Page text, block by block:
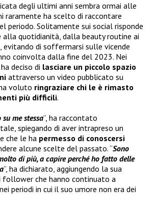
degli ultimi anni sembra ormai alle
raramente ha scelto di raccontare
periodo. Solitamente sui social risponde
alla quotidianità, dalla beauty routine ai
evitando di soffermarsi sulle vicende
coinvolta dalla fine del 2023. Nei
deciso di lasciare un piccolo spazio
attraverso un video pubblicato su
voluto ringraziare chi le è rimasto
più difficili.
me stessa”, ha raccontato
spiegando di aver intrapreso un
che le ha permesso di conoscersi
alcune scelte del passato. “Sono
di più, a capire perché ho fatto delle
”, ha dichiarato, aggiungendo la sua
follower che hanno continuato a
periodi in cui il suo umore non era dei